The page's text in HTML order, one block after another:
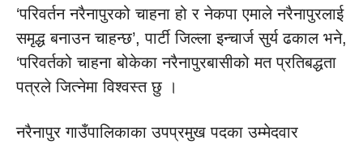
‘परिवर्तन नरैनापुरको चाहना हो र नेकपा एमाले नरैनापुरलाई
समृद्ध बनाउन चाहन्छ’, पार्टी जिल्ला इन्चार्ज सुर्य ढकाल भने,
‘परिवर्तको चाहना बोकेका नरैनापुरबासीको मत प्रतिबद्धता
पत्रले जित्नेमा विश्वस्त छु ।
नरैनापुर गाउँपालिकाका उपप्रमुख पदका उम्मेदवार